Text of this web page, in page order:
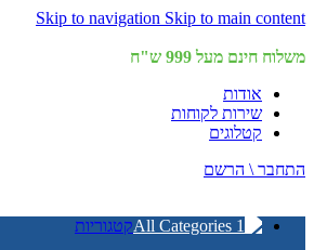
Skip to navigation Skip to main content
משלוח חינם מעל 999 ש"ח
אודות
שירות לקוחות
קטלוגים
התחבר \ הרשם
קטגוריות